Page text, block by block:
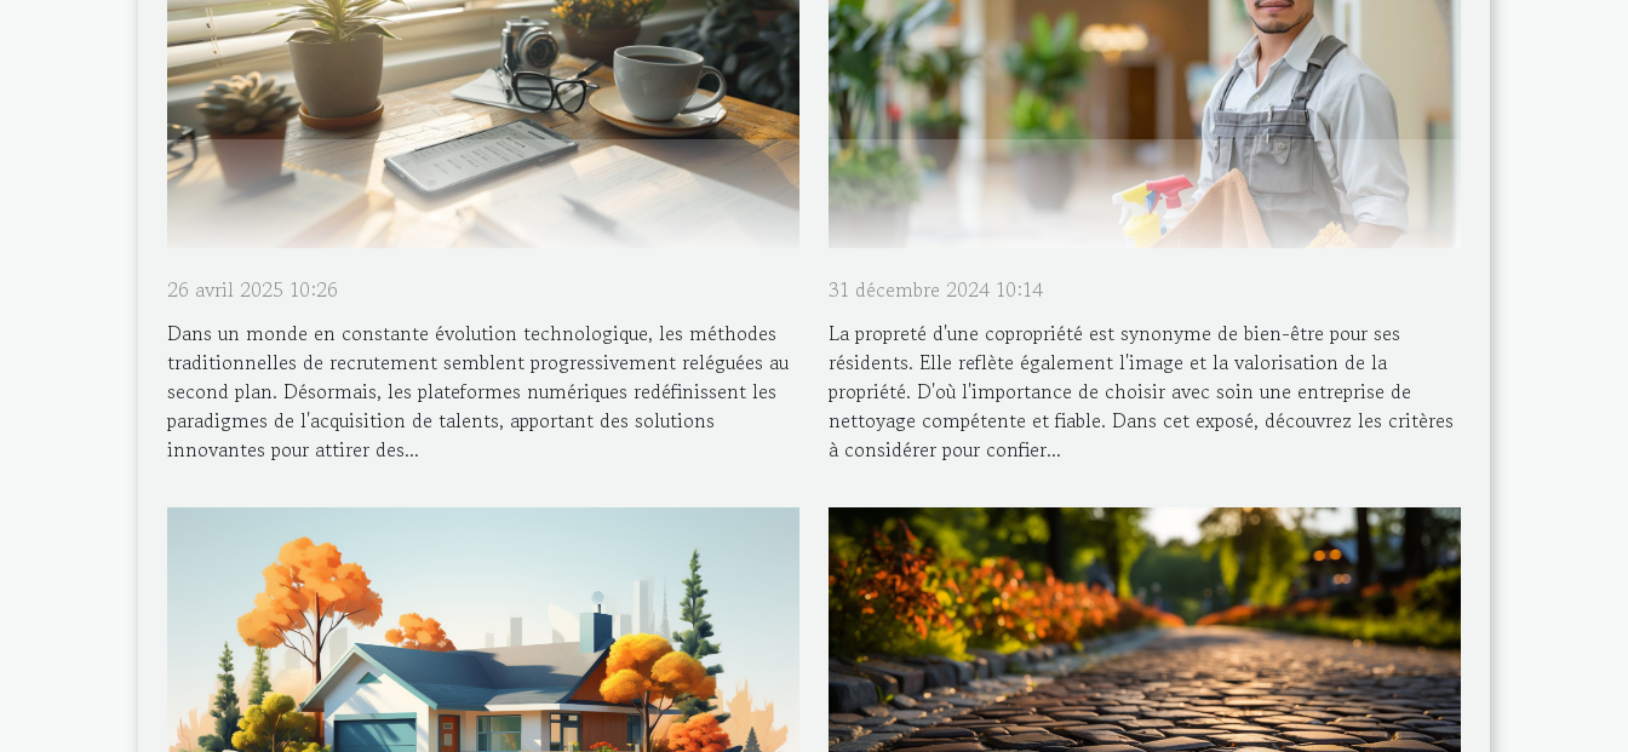
26 avril 2025 10:26
Dans un monde en constante évolution technologique, les méthodes
traditionnelles de recrutement semblent progressivement reléguées au
second plan. Désormais, les plateformes numériques redéfinissent les
paradigmes de l'acquisition de talents, apportant des solutions
innovantes pour attirer des...
31 décembre 2024 10:14
La propreté d'une copropriété est synonyme de bien-être pour ses
résidents. Elle reflète également l'image et la valorisation de la
propriété. D'où l'importance de choisir avec soin une entreprise de
nettoyage compétente et fiable. Dans cet exposé, découvrez les critères
à considérer pour confier...